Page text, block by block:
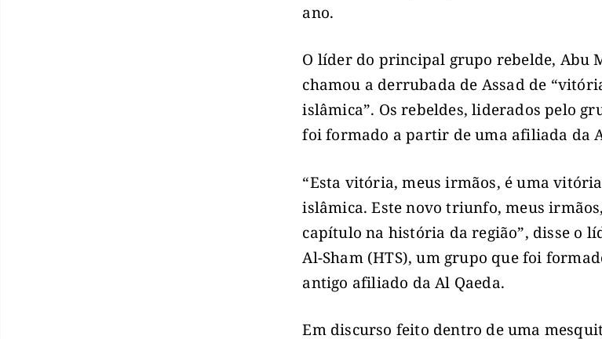
ano.
O líder do principal grupo rebelde, Abu
chamou a derrubada de Assad de
islâmica”. Os rebeldes, liderados pelo
foi formado a partir de uma afiliada da
“Esta vitória, meus irmãos, é uma
islâmica. Este novo triunfo, meus
capítulo na história da região”, disse o
Al-Sham (HTS), um grupo que foi
antigo afiliado da Al Qaeda.
Em discurso feito dentro de uma